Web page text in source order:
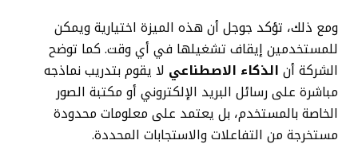
ومع ذلك، تؤكد جوجل أن هذه الميزة اختيارية ويمكن
للمستخدمين إيقاف تشغيلها في أي وقت. كما توضح
الشركة أن الذكاء الاصطناعي لا يقوم بتدريب نماذجه
مباشرة على رسائل البريد الإلكتروني أو مكتبة الصور
الخاصة بالمستخدم، بل يعتمد على معلومات محدودة
مستخرجة من التفاعلات والاستجابات المحددة.